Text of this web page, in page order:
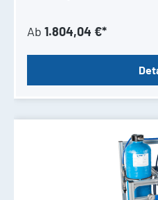
Ab 1.804,04 €*